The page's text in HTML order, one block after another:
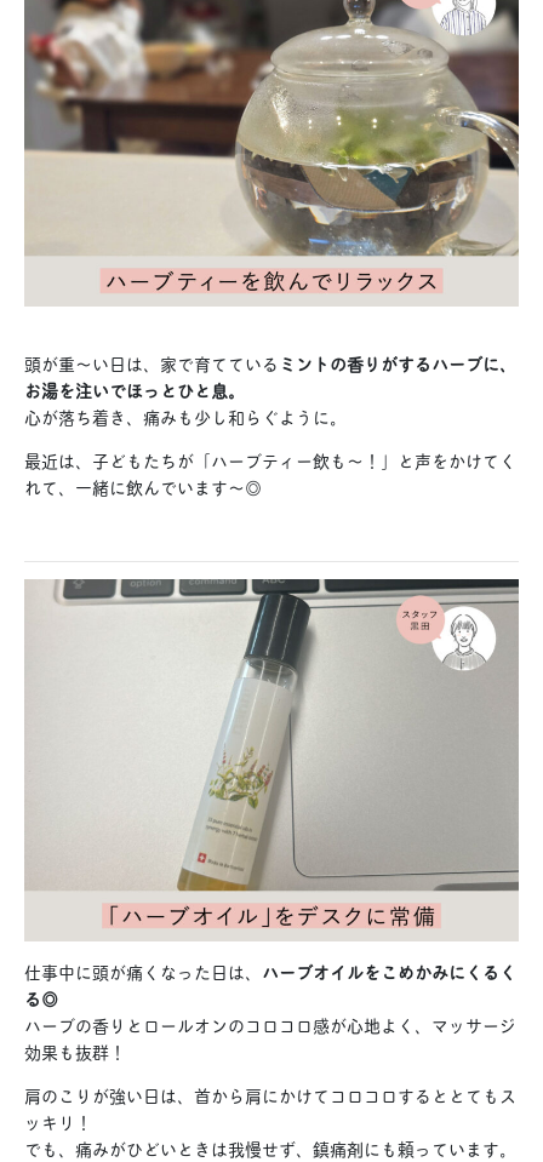
頭が重〜い日は、家で育てている ミントの香りがするハーブに、
お湯を注いでほっとひと息。
心が落ち着き、痛みも少し和らぐように。
最近は、子どもたちが「ハーブティー飲も〜！」と声をかけてく
れて、一緒に飲んでいます〜◎
仕事中に頭が痛くなった日は、 ハーブオイルをこめかみにくるく
る◎
ハーブの香りとロールオンのコロコロ感が心地よく、マッサージ
効果も抜群！
肩のこりが強い日は、首から肩にかけてコロコロするととてもス
ッキリ！
でも、痛みがひどいときは我慢せず、鎮痛剤にも頼っています。